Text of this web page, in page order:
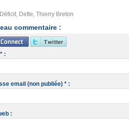
Déficit, Dette, Thierry Breton
commentaire :
:
email (non publiée) * :
: